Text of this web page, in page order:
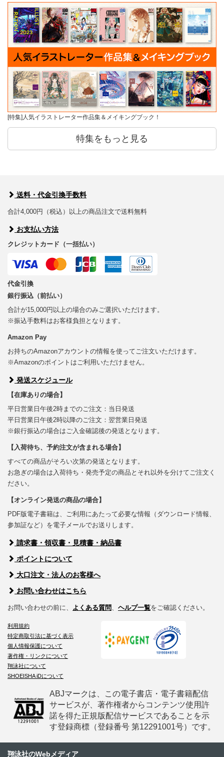
[特集]人気イラストレーター作品集＆メイキングブック！
特集をもっと見る
送料・代金引換手数料
合計4,000円（税込）以上の商品注文で送料無料
お支払い方法
クレジットカード（一括払い）
代金引換
銀行振込（前払い）
合計が15,000円以上の場合のみご選択いただけます。
※振込手数料はお客様負担となります。
Amazon Pay
お持ちのAmazonアカウントの情報を使ってご注文いただけます。
※Amazonのポイントはご利用いただけません。
発送スケジュール
【在庫ありの場合】
平日営業日午後2時までのご注文：当日発送
平日営業日午後2時以降のご注文：翌営業日発送
※銀行振込の場合はご入金確認後の発送となります。
【入荷待ち、予約注文が含まれる場合】
すべての商品がそろい次第の発送となります。
お急ぎの場合は入荷待ち・発売予定の商品とそれ以外を分けてご注文く
ださい。
【オンライン発送の商品の場合】
PDF版電子書籍は、ご利用にあたって必要な情報（ダウンロード情報、
参加証など）を電子メールでお送りします。
請求書・領収書・見積書・納品書
ポイントについて
大口注文・法人のお客様へ
お問い合わせはこちら
お問い合わせの前に、 よくある質問 ヘルプ一覧をご確認ください。
利用規約
特定商取引法に基づく表示
個人情報保護について
著作権・リンクについて
翔泳社について
SHOEISHA iDについて
ABJマークは、この電子書店・電子書籍配信
サービスが、著作権者からコンテンツ使用許
諾を得た正規版配信サービスであることを示
す登録商標（登録番号 第12291001号）です。
翔泳社のWebメディア